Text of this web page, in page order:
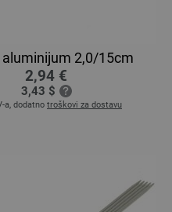
aluminijum 2,0/15cm
2,94 €
3,43 $
a, dodatno troškovi za dostavu